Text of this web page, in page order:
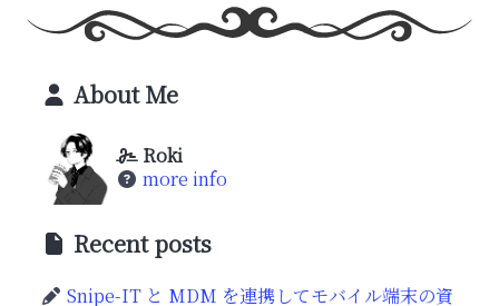
About Me
Roki
more info
Recent posts
Snipe-IT と MDM を連携してモバイル端末の資